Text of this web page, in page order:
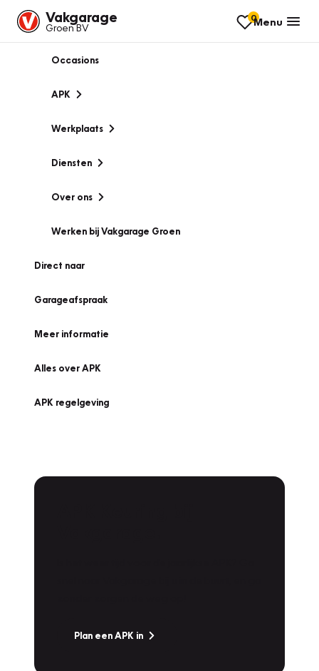
Vakgarage
Groen BV
0Menu
Occasions
APK
Werkplaats
Diensten
Over ons
Werken bij Vakgarage Groen
Direct naar
Garageafspraak
Meer informatie
Alles over APK
APK regelgeving
Plan een APK in